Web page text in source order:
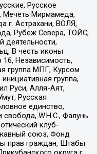
Русское
Мечеть Мирмамеда,
г. Астрахани, ВОЛЯ,
Рубеж Севера, ТОЙС,
деятельности,
В честь иконы
Независимость,
группа МПГ, Курсом
группа,
Руси, Алля-Аят,
Русская
единство,
W.H.С., Фалунь
клуб-
союз, Фонд
прав граждан, Штабы